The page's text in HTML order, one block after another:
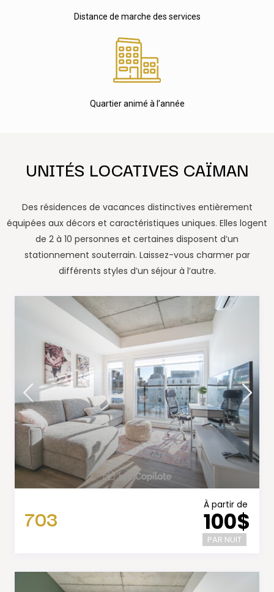
Distance de marche des services
Quartier animé à l’année
UNITÉS LOCATIVES CAÏMAN
Des résidences de vacances distinctives entièrement
équipées aux décors et caractéristiques uniques. Elles logent
de 2 à 10 personnes et certaines disposent d’un
stationnement souterrain. Laissez-vous charmer par
différents styles d’un séjour à l’autre.
À partir de
100$
PAR NUIT
703